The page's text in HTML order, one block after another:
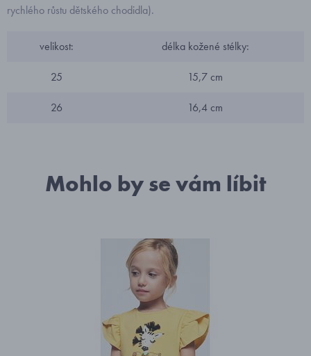
rychlého růstu dětského chodidla).
velikost: délka kožené stélky:
25 15,7 cm
26 16,4 cm
Mohlo by se vám líbit